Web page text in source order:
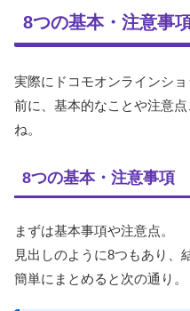
8つの基本・注意事
実際にドコモオンラインシ
前に、基本的なことや注意
ね。
8つの基本・注意事項
まずは基本事項や注意点。
見出しのように8つもあり、
簡単にまとめると次の通り。